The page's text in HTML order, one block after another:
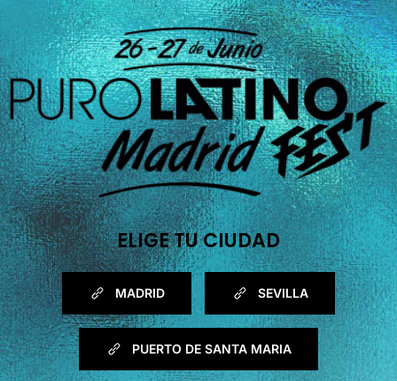
ELIGE TU CIUDAD
MADRID SEVILLA
PUERTO DE SANTA MARIA